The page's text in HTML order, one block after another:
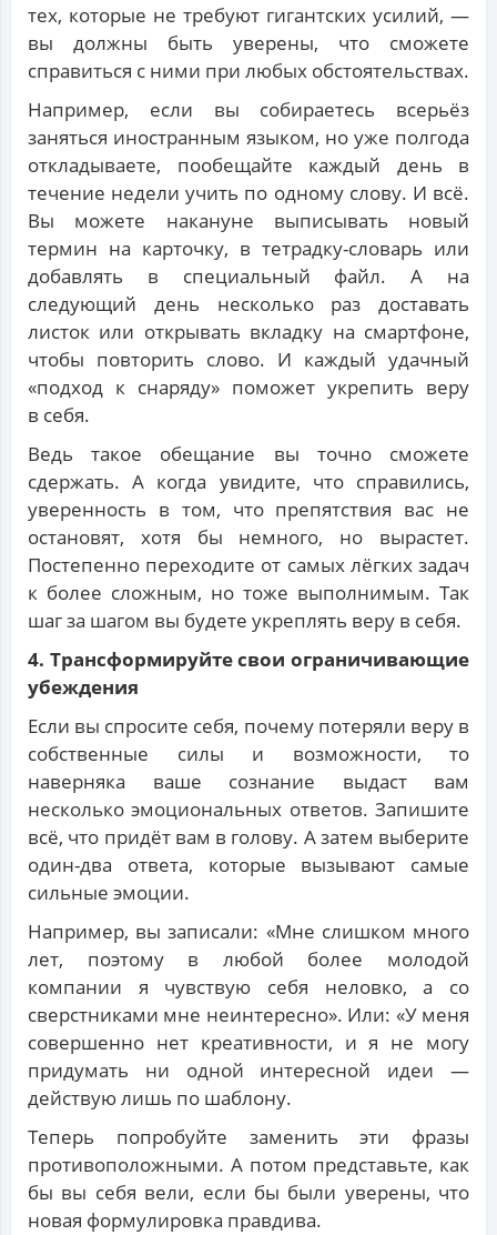
тех, которые не требуют гигантских усилий, —
вы должны быть уверены, что сможете
справиться с ними при любых обстоятельствах.
Например, если вы собираетесь всерьёз
заняться иностранным языком, но уже полгода
откладываете, пообещайте каждый день в
течение недели учить по одному слову. И всё.
Вы можете накануне выписывать новый
термин на карточку, в тетрадку-словарь или
добавлять в специальный файл. А на
следующий день несколько раз доставать
листок или открывать вкладку на смартфоне,
чтобы повторить слово. И каждый удачный
«подход к снаряду» поможет укрепить веру
в себя.
Ведь такое обещание вы точно сможете
сдержать. А когда увидите, что справились,
уверенность в том, что препятствия вас не
остановят, хотя бы немного, но вырастет.
Постепенно переходите от самых лёгких задач
к более сложным, но тоже выполнимым. Так
шаг за шагом вы будете укреплять веру в себя.
4. Трансформируйте свои ограничивающие
убеждения
Если вы спросите себя, почему потеряли веру в
собственные силы и возможности, то
наверняка ваше сознание выдаст вам
несколько эмоциональных ответов. Запишите
всё, что придёт вам в голову. А затем выберите
один-два ответа, которые вызывают самые
сильные эмоции.
Например, вы записали: «Мне слишком много
лет, поэтому в любой более молодой
компании я чувствую себя неловко, а со
сверстниками мне неинтересно». Или: «У меня
совершенно нет креативности, и я не могу
придумать ни одной интересной идеи —
действую лишь по шаблону.
Теперь попробуйте заменить эти фразы
противоположными. А потом представьте, как
бы вы себя вели, если бы были уверены, что
новая формулировка правдива.